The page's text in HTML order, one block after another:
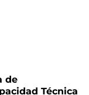
de
Técnica